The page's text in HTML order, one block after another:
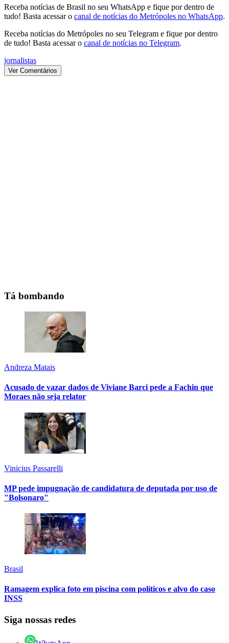
Receba notícias de Brasil no seu WhatsApp e fique por dentro de
tudo! Basta acessar o canal de notícias do Metrópoles no WhatsApp.
Receba notícias do Metrópoles no seu Telegram e fique por dentro
de tudo! Basta acessar o canal de notícias no Telegram.
jornalistas
Ver Comentários
Tá bombando
Andreza Matais
Acusado de vazar dados de Viviane Barci pede a Fachin que
Moraes não seja relator
Vinicius Passarelli
MP pede impugnação de candidatura de deputada por uso de
"Bolsonaro"
Brasil
Ramagem explica foto em piscina com políticos e alvo do caso
INSS
Siga nossas redes